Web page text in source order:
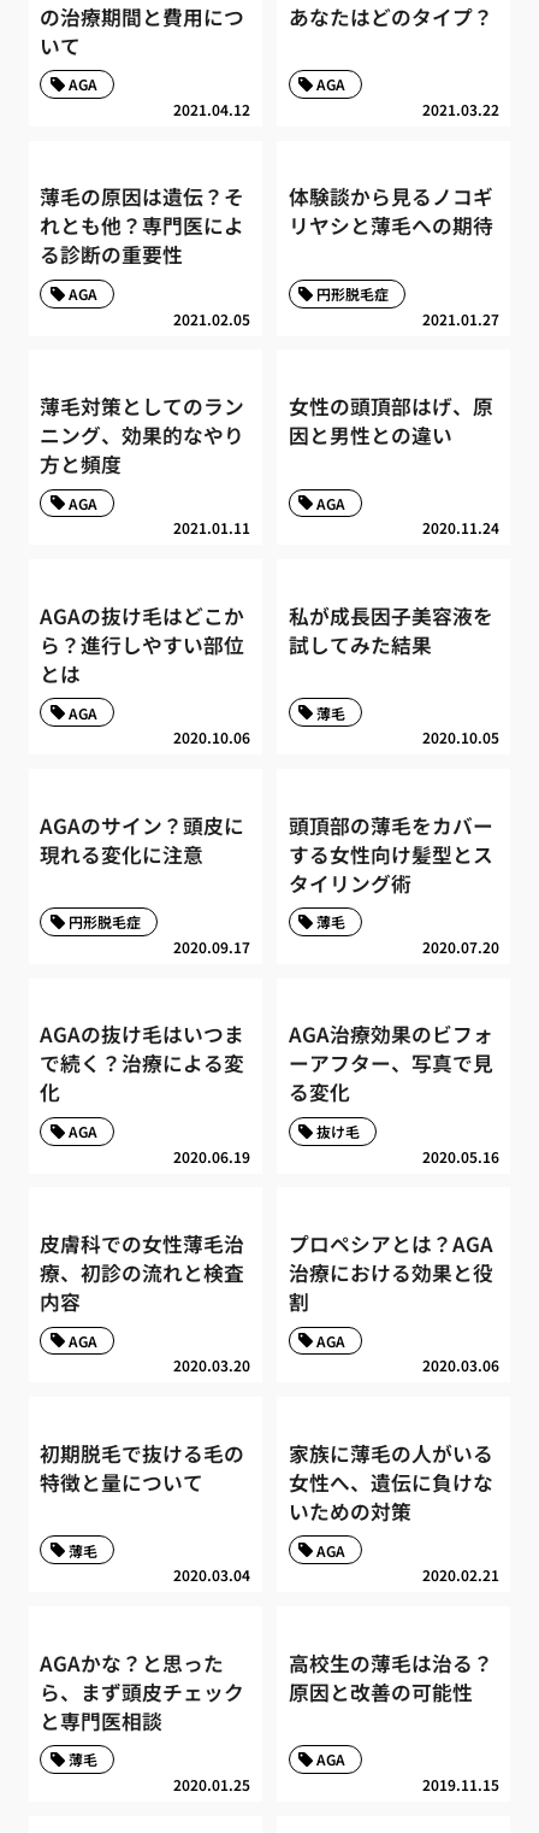
の治療期間と費用につ
いて
2021.04.12
AGA
あなたはどのタイプ？
2021.03.22
AGA
薄毛の原因は遺伝？そ
れとも他？専門医によ
る診断の重要性
2021.02.05
AGA
体験談から見るノコギ
リヤシと薄毛への期待
2021.01.27
円形脱毛症
薄毛対策としてのラン
ニング、効果的なやり
方と頻度
2021.01.11
AGA
女性の頭頂部はげ、原
因と男性との違い
2020.11.24
AGA
AGAの抜け毛はどこか
ら？進行しやすい部位
とは
2020.10.06
AGA
私が成長因子美容液を
試してみた結果
2020.10.05
薄毛
AGAのサイン？頭皮に
現れる変化に注意
2020.09.17
円形脱毛症
頭頂部の薄毛をカバー
する女性向け髪型とス
タイリング術
2020.07.20
薄毛
AGAの抜け毛はいつま
で続く？治療による変
化
2020.06.19
AGA
AGA治療効果のビフォ
ーアフター、写真で見
る変化
2020.05.16
抜け毛
皮膚科での女性薄毛治
療、初診の流れと検査
内容
2020.03.20
AGA
プロペシアとは？AGA
治療における効果と役
割
2020.03.06
AGA
初期脱毛で抜ける毛の
特徴と量について
2020.03.04
薄毛
家族に薄毛の人がいる
女性へ、遺伝に負けな
いための対策
2020.02.21
AGA
AGAかな？と思った
ら、まず頭皮チェック
と専門医相談
2020.01.25
薄毛
高校生の薄毛は治る？
原因と改善の可能性
2019.11.15
AGA